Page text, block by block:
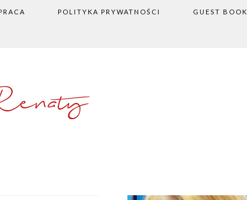
POLITYKA PRYWATNOŚCI GUEST BOOK